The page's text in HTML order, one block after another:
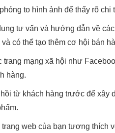
to hình ảnh để thấy rõ chi
tư vấn và hướng dẫn về
có thể tạo thêm cơ hội bán
mạng xã hội như
hàng.
từ khách hàng trước để
web của bạn tương thích